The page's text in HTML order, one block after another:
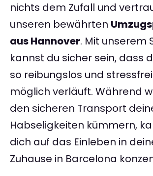
nichts dem Zufall und
unseren bewährten
aus Hannover. Mit unserem
kannst du sicher sein, dass
so reibungslos und
möglich verläuft. Während
den sicheren Transport
Habseligkeiten kümmern,
dich auf das Einleben in
Zuhause in Barcelona